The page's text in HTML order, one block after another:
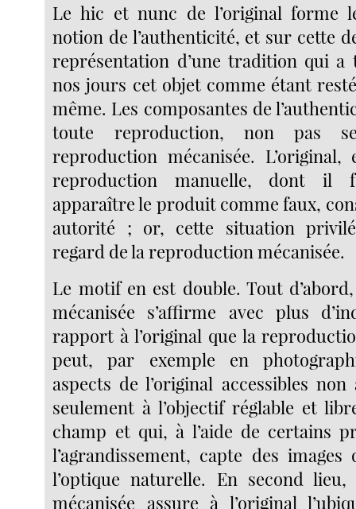
Le hic et nunc de l’original forme
notion de l’authenticité, et sur cette
représentation d’une tradition qui a
nos jours cet objet comme étant
même. Les composantes de
toute reproduction, non pas
reproduction mécanisée.
reproduction manuelle, dont il
apparaître le produit comme faux,
autorité ; or, cette situation
regard de la reproduction mécanisée.
Le motif en est double. Tout
mécanisée s’affirme avec plus
rapport à l’original que la
peut, par exemple en
aspects de l’original accessibles
seulement à l’objectif réglable et
champ et qui, à l’aide de certains
l’agrandissement, capte des
l’optique naturelle. En second
mécanisée assure à l’original